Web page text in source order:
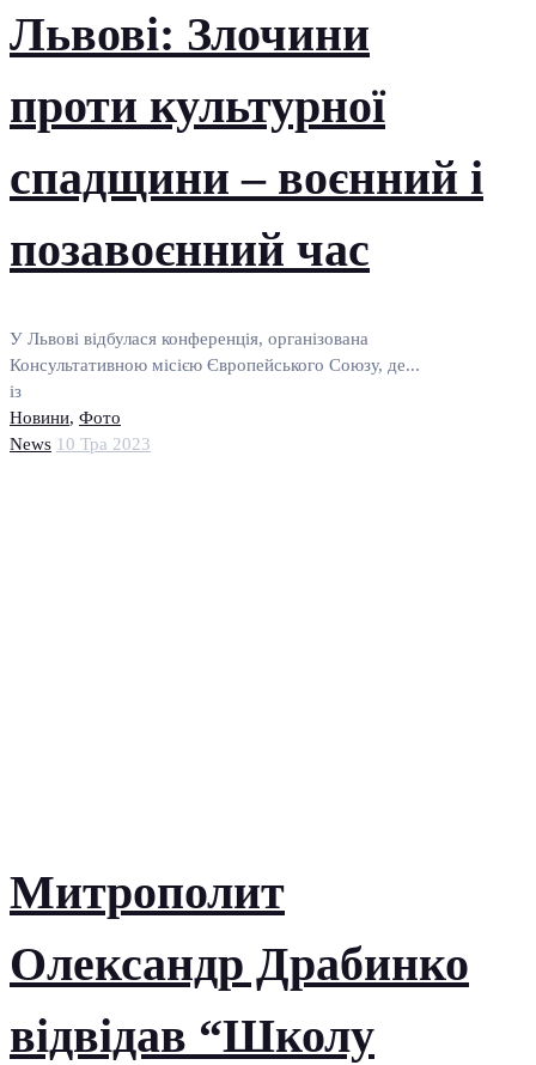
Львові: Злочини
проти культурної
спадщини – воєнний і
позавоєнний час
У Львові відбулася конференція, організована
Консультативною місією Європейського Союзу, де...
із
Новини, Фото
News 10 Тра 2023
Митрополит
Олександр Драбинко
відвідав “Школу